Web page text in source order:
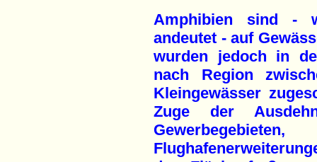
Amphibien sind -
andeutet - auf
wurden jedoch in
nach Region
Kleingewässer
Zuge der